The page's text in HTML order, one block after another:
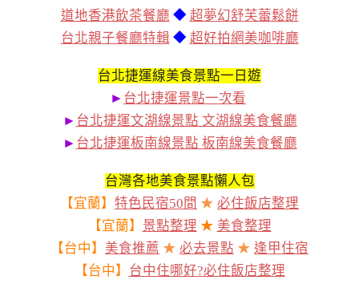
道地香港飲茶餐廳 ◆ 超夢幻舒芙蕾鬆餅
台北親子餐廳特輯 ◆ 超好拍網美咖啡廳
台北捷運線美食景點一日遊
► 台北捷運景點一次看
► 台北捷運文湖線景點 文湖線美食餐廳
► 台北捷運板南線景點 板南線美食餐廳
台灣各地美食景點懶人包
【宜蘭】 特色民宿50間 ★ 必住飯店整理
【宜蘭】 景點整理 ★ 美食整理
【台中】 美食推薦 ★ 必去景點 ★ 逢甲住宿
【台中】 台中住哪好?必住飯店整理